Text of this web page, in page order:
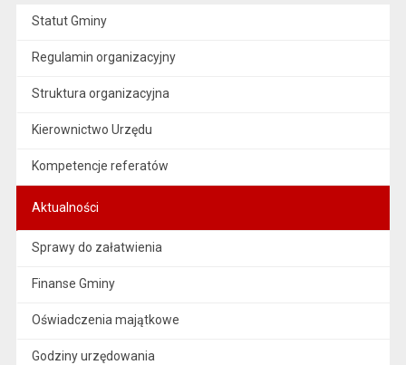
Statut Gminy
Regulamin organizacyjny
Struktura organizacyjna
Kierownictwo Urzędu
Kompetencje referatów
Aktualności
Sprawy do załatwienia
Finanse Gminy
Oświadczenia majątkowe
Godziny urzędowania